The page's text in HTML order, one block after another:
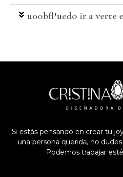
u00bfPuedo ir a verte
Si estás pensando en crear tu
una persona querida, no
Podemos trabajar